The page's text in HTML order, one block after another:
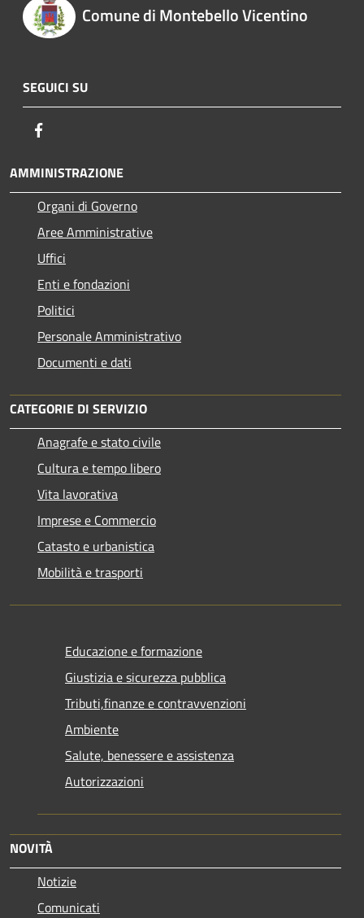
Comune di Montebello Vicentino
SEGUICI SU
AMMINISTRAZIONE
Organi di Governo
Aree Amministrative
Uffici
Enti e fondazioni
Politici
Personale Amministrativo
Documenti e dati
CATEGORIE DI SERVIZIO
Anagrafe e stato civile
Cultura e tempo libero
Vita lavorativa
Imprese e Commercio
Catasto e urbanistica
Mobilità e trasporti
Educazione e formazione
Giustizia e sicurezza pubblica
Tributi,finanze e contravvenzioni
Ambiente
Salute, benessere e assistenza
Autorizzazioni
NOVITÀ
Notizie
Comunicati